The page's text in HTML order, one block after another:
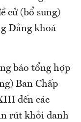
cử (bổ sung)
Đảng khoá
báo tổng hợp
Ban Chấp
đến các
rút khỏi danh